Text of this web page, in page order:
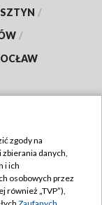
/
/
zgody na
danych,
i ich
osobowych przez
również „TVP”),